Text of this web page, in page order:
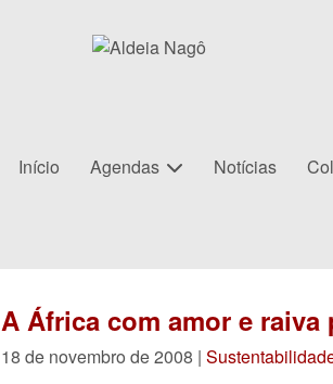
Início Agendas Notícias
A África com amor e
18 de novembro de 2008 |